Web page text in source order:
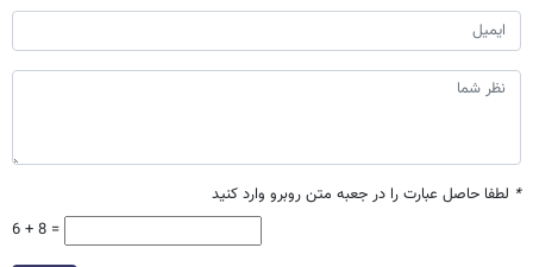
* لطفا حاصل عبارت را در جعبه متن روبرو وارد کنید
6 + 8 =